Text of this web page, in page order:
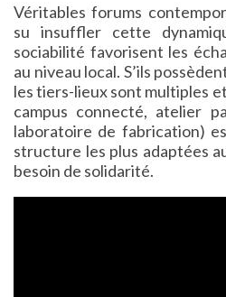
Véritables forums
su insuffler cette
sociabilité favorisent les
au niveau local. S’ils
les tiers-lieux sont multiples
campus connecté, atelier
laboratoire de fabrication)
structure les plus adaptées
besoin de solidarité.